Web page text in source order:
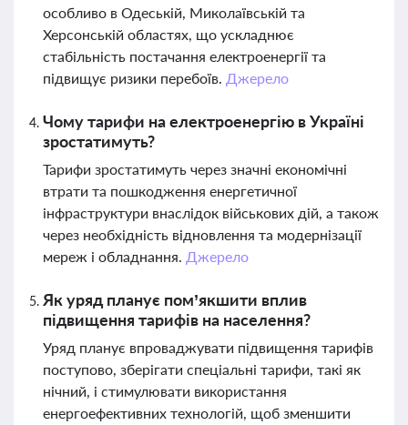
особливо в Одеській, Миколаївській та
Херсонській областях, що ускладнює
стабільність постачання електроенергії та
підвищує ризики перебоїв. Джерело
Чому тарифи на електроенергію в Україні
зростатимуть?
Тарифи зростатимуть через значні економічні
втрати та пошкодження енергетичної
інфраструктури внаслідок військових дій, а також
через необхідність відновлення та модернізації
мереж і обладнання. Джерело
Як уряд планує пом’якшити вплив
підвищення тарифів на населення?
Уряд планує впроваджувати підвищення тарифів
поступово, зберігати спеціальні тарифи, такі як
нічний, і стимулювати використання
енергоефективних технологій, щоб зменшити